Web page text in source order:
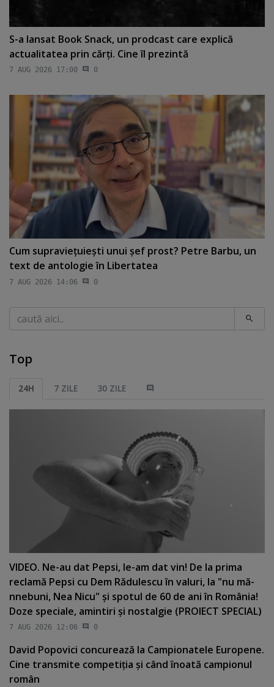
S-a lansat Book Snack, un prodcast care explică
actualitatea prin cărţi. Cine îl prezintă
7 AUG 2026 17:00 0
Cum supravieţuieşti unui şef prost? Petre Barbu, un
text de antologie în Libertatea
7 AUG 2026 14:06 0
Caută
Top
24H 7 ZILE 30 ZILE
VIDEO. Ne-au dat Pepsi, le-am dat vin! De la prima
reclamă Pepsi cu Dem Rădulescu în valuri, la "nu mă-
nnebuni, Nea Nicu" şi spotul de 60 de ani în România!
Doze speciale, amintiri şi nostalgie (PROIECT SPECIAL)
7 AUG 2026 12:06 0
David Popovici concurează la Campionatele Europene.
Cine transmite competiţia şi când înoată campionul
român